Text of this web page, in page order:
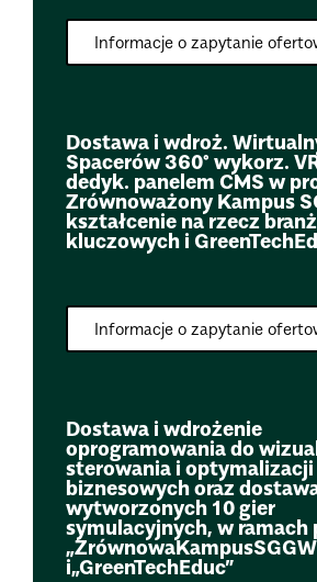
Informacje o zapytanie
Dostawa i wdroż.
Spacerów 360° wykorz.
dedyk. panelem CMS w
Zrównoważony Kampus
kształcenie na rzecz branż
kluczowych i
Informacje o zapytanie
Dostawa i wdrożenie
oprogramowania do
sterowania i
biznesowych oraz
wytworzonych 10 gier
symulacyjnych, w ramach
i„GreenTechEduc”